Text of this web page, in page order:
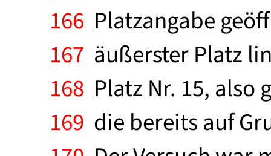
166 Platzangabe
167 äußerster Platz
168 Platz Nr. 15, also
169 die bereits auf